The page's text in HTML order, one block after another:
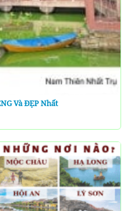
Và ĐẸP Nhất